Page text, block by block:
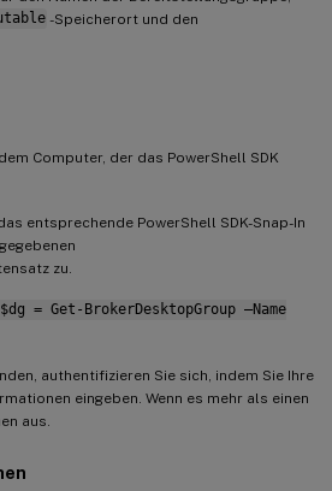
-Speicherort und den
Computer, der das PowerShell SDK
entsprechende PowerShell SDK-Snap-In
zu.
= Get-BrokerDesktopGroup –Name
authentifizieren Sie sich, indem Sie Ihre
eingeben. Wenn es mehr als einen
aus.